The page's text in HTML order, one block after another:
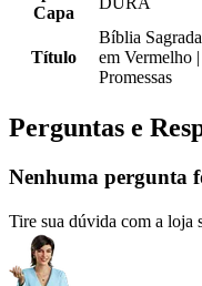
Capa
Título
Bíblia
em Vermelho
Promessas
Perguntas e
Nenhuma pergunta
Tire sua dúvida com a loja